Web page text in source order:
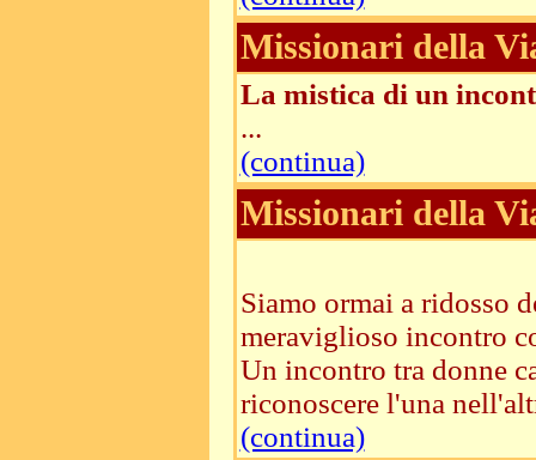
Missionari della
La mistica di un
...
(continua)
Missionari della
Siamo ormai a ridosso
meraviglioso incontro
Un incontro tra donne
riconoscere l'una
(continua)